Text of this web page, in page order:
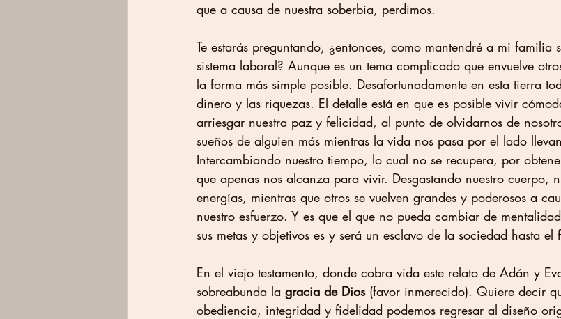
que a causa de nuestra soberbia, perdimos.
Te estarás preguntando, ¿entonces, como mantendré a mi familia
sistema laboral? Aunque es un tema complicado que envuelve
la forma más simple posible. Desafortunadamente en esta tierra
dinero y las riquezas. El detalle está en que es posible vivir
arriesgar nuestra paz y felicidad, al punto de olvidarnos de
sueños de alguien más mientras la vida nos pasa por el lado
Intercambiando nuestro tiempo, lo cual no se recupera, por
que apenas nos alcanza para vivir. Desgastando nuestro cuerpo,
energías, mientras que otros se vuelven grandes y poderosos a
nuestro esfuerzo. Y es que el que no pueda cambiar de
sus metas y objetivos es y será un esclavo de la sociedad hasta el
En el viejo testamento, donde cobra vida este relato de Adán y
sobreabunda la gracia de Dios (favor inmerecido). Quiere decir
obediencia, integridad y fidelidad podemos regresar al diseño